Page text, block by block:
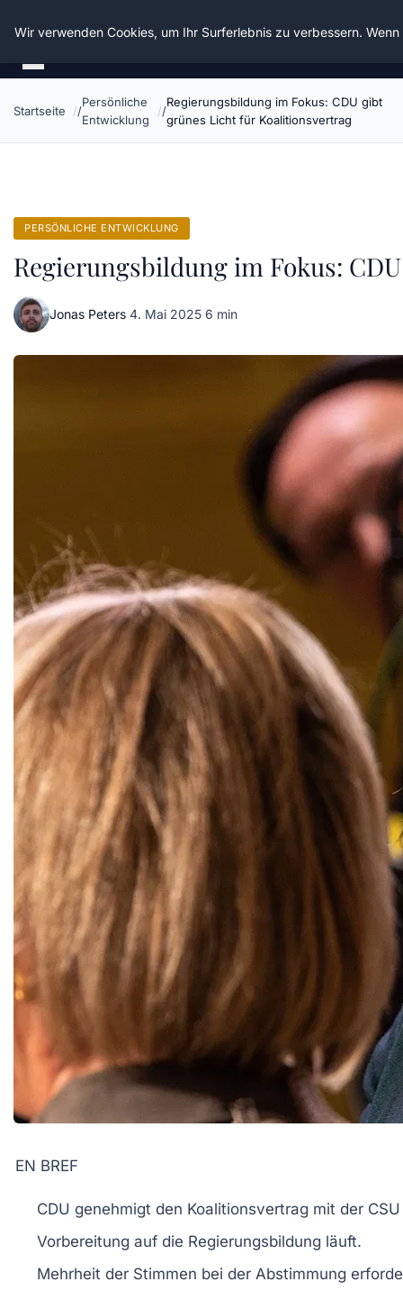
Die Schnitter
Startseite
Persönliche
Entwicklung
Regierungsbildung im Fokus: CDU gibt
grünes Licht für Koalitionsvertrag
PERSÖNLICHE ENTWICKLUNG
Regierungsbildung im Fokus:
Jonas Peters·4. Mai 2025·6 min
EN BREF
CDU genehmigt den Koalitionsvertrag mit der CSU
Vorbereitung auf die Regierungsbildung läuft.
Mehrheit der Stimmen bei der Abstimmung
Wir verwenden Cookies, um Ihr Surferlebnis zu verbessern.